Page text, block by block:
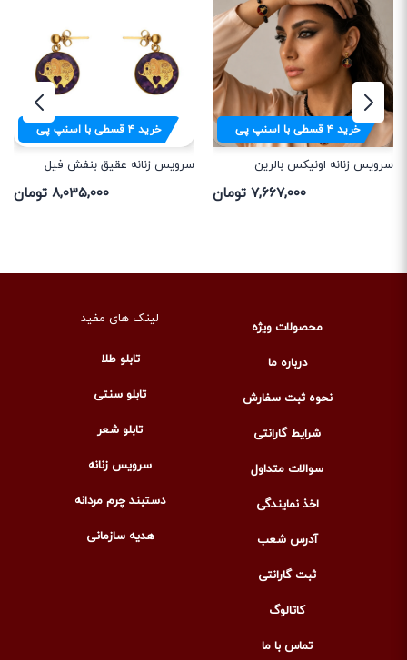
خرید۴قسطی با اسنپ پی
سرویس زنانه اونیکس بالرین
۷,۶۶۷,۰۰۰ تومان
خرید۴قسطی با اسنپ پی
سرویس زنانه عقیق بنفش فیل
۸,۰۳۵,۰۰۰ تومان
محصولات ویژه
درباره ما
نحوه ثبت سفارش
شرایط گارانتی
سوالات متداول
اخذ نمایندگی
آدرس شعب
ثبت گارانتی
کاتالوگ
تماس با ما
لینک های مفید
تابلو طلا
تابلو سنتی
تابلو شعر
سرویس زنانه
دستبند چرم مردانه
هدیه سازمانی